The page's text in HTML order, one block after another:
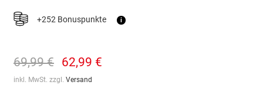
+252 Bonuspunkte i
69,99 € 62,99 €
inkl. MwSt. zzgl. Versand